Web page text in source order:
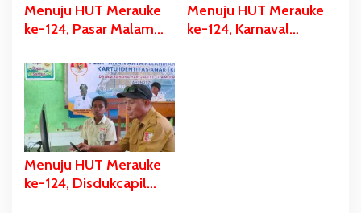
Menuju HUT Merauke
ke-124, Pasar Malam
Berpartisipasi Dalam
Bazar Kuliner
Menuju HUT Merauke
ke-124, Karnaval
Menuju HUT Merauke
ke-124, Disdukcapil